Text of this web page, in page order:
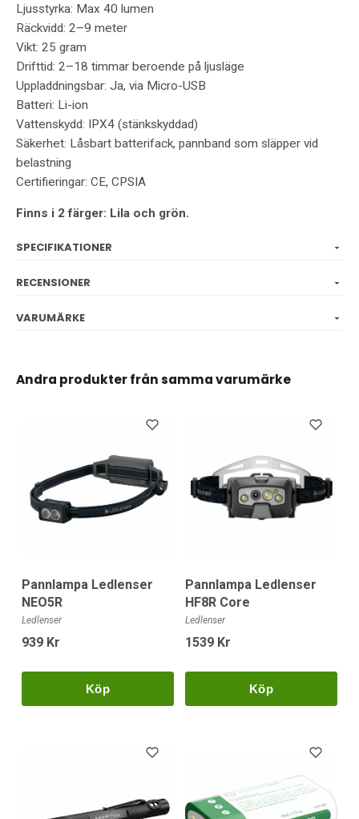
Ljusstyrka: Max 40 lumen
Räckvidd: 2–9 meter
Vikt: 25 gram
Drifttid: 2–18 timmar beroende på ljusläge
Uppladdningsbar: Ja, via Micro-USB
Batteri: Li-ion
Vattenskydd: IPX4 (stänkskyddad)
Säkerhet: Låsbart batterifack, pannband som släpper vid
belastning
Certifieringar: CE, CPSIA
Finns i 2 färger: Lila och grön.
SPECIFIKATIONER
RECENSIONER
VARUMÄRKE
Andra produkter från samma varumärke
Pannlampa Ledlenser
NEO5R
Ledlenser
939 Kr
Köp
Pannlampa Ledlenser
HF8R Core
Ledlenser
1539 Kr
Köp